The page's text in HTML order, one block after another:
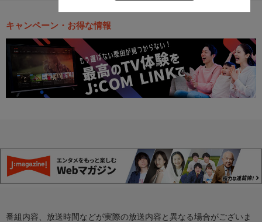
キャンペーン・お得な情報
番組内容、放送時間などが実際の放送内容と異なる場合がございま